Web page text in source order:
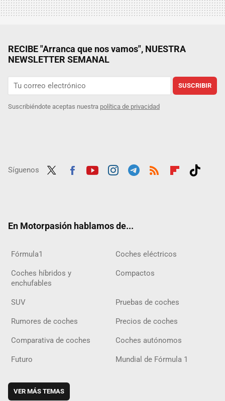
RECIBE "Arranca que nos vamos", NUESTRA
NEWSLETTER SEMANAL
SUSCRIBIR
Suscribiéndote aceptas nuestra política de privacidad
Síguenos
En Motorpasión hablamos de...
Fórmula1 Coches eléctricos
Coches híbridos y
enchufables
Compactos
SUV Pruebas de coches
Rumores de coches Precios de coches
Comparativa de coches Coches autónomos
Futuro Mundial de Fórmula 1
VER MÁS TEMAS